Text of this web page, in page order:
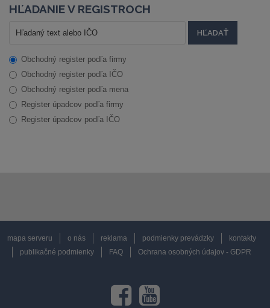
HĽADANIE V REGISTROCH
Obchodný register podľa firmy
Obchodný register podľa IČO
Obchodný register podľa mena
Register úpadcov podľa firmy
Register úpadcov podľa IČO
mapa serveru o nás reklama podmienky prevádzky
kontakty
publikačné podmienky
FAQ Ochrana osobných údajov - GDPR